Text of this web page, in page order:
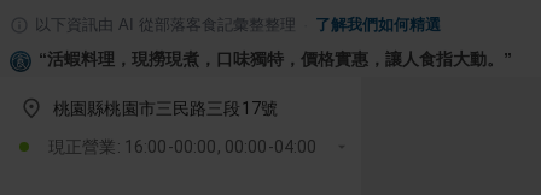
以下資訊由 AI 從部落客食記彙整整理 了解我們如何精選
“活蝦料理，現撈現煮，口味獨特，價格實惠，讓人食指大動。 ”
桃園縣桃園市三民路三段17號
現正營業: 16:00-00:00, 00:00-04:00